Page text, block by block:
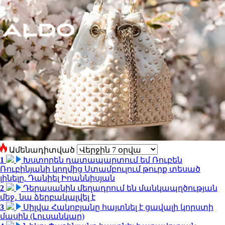
Ամենադիտված
1
Խստորեն դատապարտում եմ Ռուբեն
Ռուբինյանի կողմից Ստամբուլում թուրք տեսած
լինելը. Դանիել Իոաննիսյան
2
Դերասանին մեղադրում են մանկապղծության
մեջ․ նա ձերբակալվել է
3
Սիլվա Հակոբյանը հայտնել է ցավալի կորստի
մասին (Լուսանկար)